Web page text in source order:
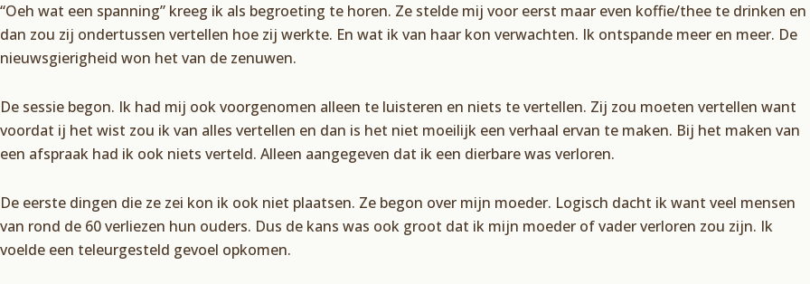
“Oeh wat een spanning” kreeg ik als begroeting te horen. Ze stelde mij voor eerst maar even koffie/thee te drinken en
dan zou zij ondertussen vertellen hoe zij werkte. En wat ik van haar kon verwachten. Ik ontspande meer en meer. De
nieuwsgierigheid won het van de zenuwen.
De sessie begon. Ik had mij ook voorgenomen alleen te luisteren en niets te vertellen. Zij zou moeten vertellen want
voordat ij het wist zou ik van alles vertellen en dan is het niet moeilijk een verhaal ervan te maken. Bij het maken van
een afspraak had ik ook niets verteld. Alleen aangegeven dat ik een dierbare was verloren.
De eerste dingen die ze zei kon ik ook niet plaatsen. Ze begon over mijn moeder. Logisch dacht ik want veel mensen
van rond de 60 verliezen hun ouders. Dus de kans was ook groot dat ik mijn moeder of vader verloren zou zijn. Ik
voelde een teleurgesteld gevoel opkomen.